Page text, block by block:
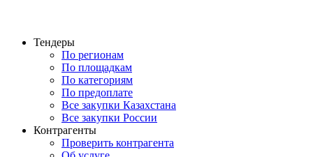
Тендеры
По регионам
По площадкам
По категориям
По предоплате
Все закупки Казахстана
Все закупки России
Контрагенты
Проверить контрагента